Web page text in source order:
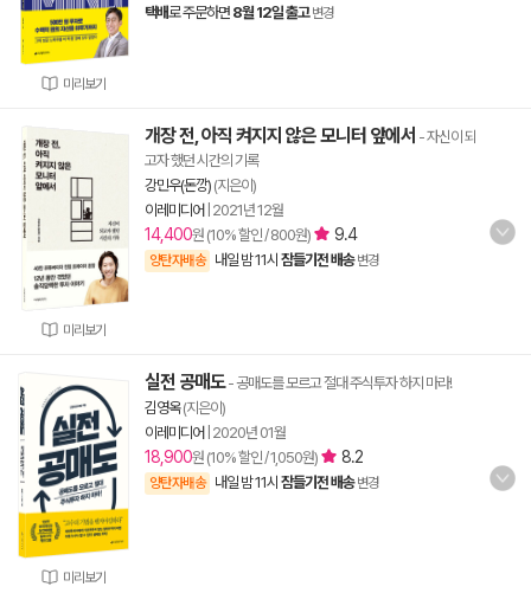
미리보기
택배로 주문하면 8월 12일 출고 변경
미리보기
개장 전, 아직 켜지지 않은 모니터 앞에서 - 자신이 되
고자 했던 시간의 기록
강민우(돈깡) (지은이)
이레미디어 2021년 12월
14,400원 (10% 할인 / 800원) 9.4
양탄자배송 내일 밤 11시 잠들기전 배송 변경
미리보기
실전 공매도- 공매도를 모르고 절대 주식투자 하지 마라!
김영옥(지은이)
이레미디어 2020년 01월
18,900원 (10% 할인 / 1,050원) 8.2
양탄자배송 내일 밤 11시 잠들기전 배송 변경